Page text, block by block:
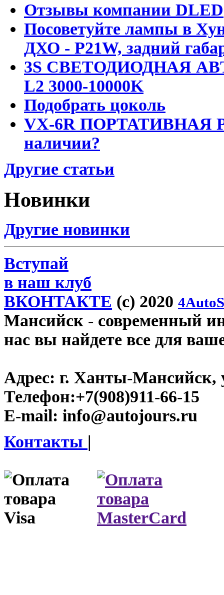
Отзывы компании DLED
Посоветуйте лампы в
ДХО - P21W, задний
3S СВЕТОДИОДНАЯ
L2 3000-10000K
Подобрать цоколь
VX-6R ПОРТАТИВНАЯ
наличии?
Другие статьи
Новинки
Другие новинки
Вступай
в наш клуб
ВКОНТАКТЕ (c) 2020
Мансийск - современный
нас вы найдете все для
Адрес: г. Ханты-Мансийск,
Телефон:+7(908)911-66-15
E-mail: info@autojours.ru
Контакты |